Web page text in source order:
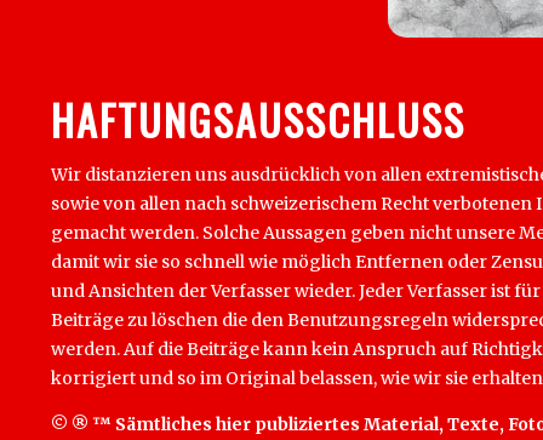
HAFTUNGSAUSSCHLUSS
Wir distanzieren uns ausdrücklich von allen
sowie von allen nach schweizerischem Recht
gemacht werden. Solche Aussagen geben nicht unsere
damit wir sie so schnell wie möglich Entfernen oder
und Ansichten der Verfasser wieder. Jeder Verfasser ist
Beiträge zu löschen die den Benutzungsregeln
werden. Auf die Beiträge kann kein Anspruch auf
korrigiert und so im Original belassen, wie wir sie
© ® ™ Sämtliches hier publiziertes Material, Texte,